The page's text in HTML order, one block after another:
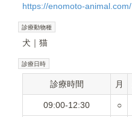
https://enomoto-animal.com/
診療動物種
犬 猫
診療日時
診療時間 月
09:00-12:30 ○